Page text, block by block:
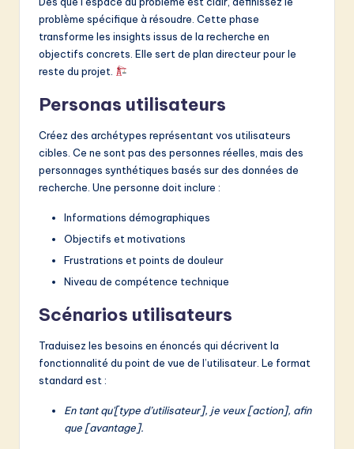
problème spécifique à résoudre. Cette phase
transforme les insights issus de la recherche en
objectifs concrets. Elle sert de plan directeur pour le
reste du projet.
Personas utilisateurs
Créez des archétypes représentant vos utilisateurs
cibles. Ce ne sont pas des personnes réelles, mais des
personnages synthétiques basés sur des données de
recherche. Une personne doit inclure :
Informations démographiques
Objectifs et motivations
Frustrations et points de douleur
Niveau de compétence technique
Scénarios utilisateurs
Traduisez les besoins en énoncés qui décrivent la
fonctionnalité du point de vue de l’utilisateur. Le format
standard est :
En tant qu'[type d’utilisateur], je veux [action], afin
que [avantage].